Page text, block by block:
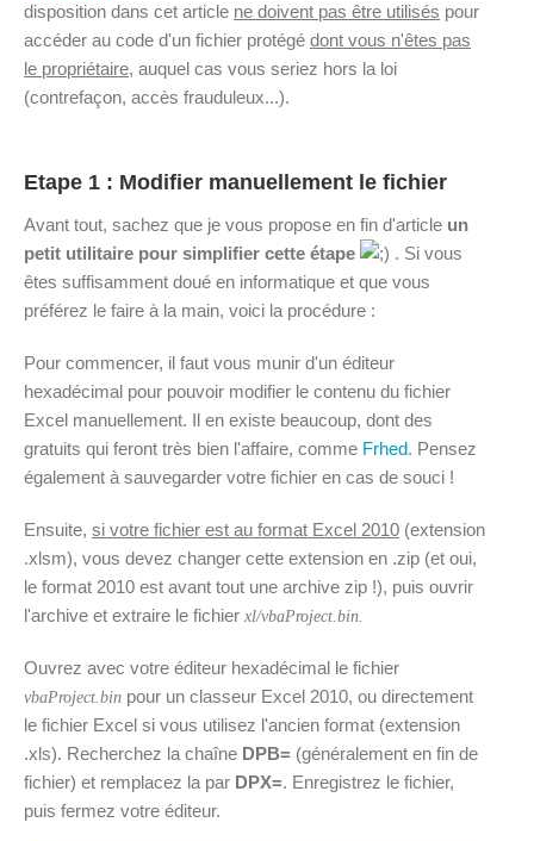
disposition dans cet article ne doivent pas être utilisés pour
accéder au code d'un fichier protégé dont vous n'êtes pas
le propriétaire, auquel cas vous seriez hors la loi
(contrefaçon, accès frauduleux...).
Etape 1 : Modifier manuellement le fichier
Avant tout, sachez que je vous propose en fin d'article un
petit utilitaire pour simplifier cette étape
. Si vous
êtes suffisamment doué en informatique et que vous
préférez le faire à la main, voici la procédure :
Pour commencer, il faut vous munir d'un éditeur
hexadécimal pour pouvoir modifier le contenu du fichier
Excel manuellement. Il en existe beaucoup, dont des
gratuits qui feront très bien l'affaire, comme Frhed. Pensez
également à sauvegarder votre fichier en cas de souci !
Ensuite, si votre fichier est au format Excel 2010 (extension
.xlsm), vous devez changer cette extension en .zip (et oui,
le format 2010 est avant tout une archive zip !), puis ouvrir
l'archive et extraire le fichier xl/vbaProject.bin.
Ouvrez avec votre éditeur hexadécimal le fichier
vbaProject.bin pour un classeur Excel 2010, ou directement
le fichier Excel si vous utilisez l'ancien format (extension
.xls). Recherchez la chaîne DPB= (généralement en fin de
fichier) et remplacez la par DPX=. Enregistrez le fichier,
puis fermez votre éditeur.